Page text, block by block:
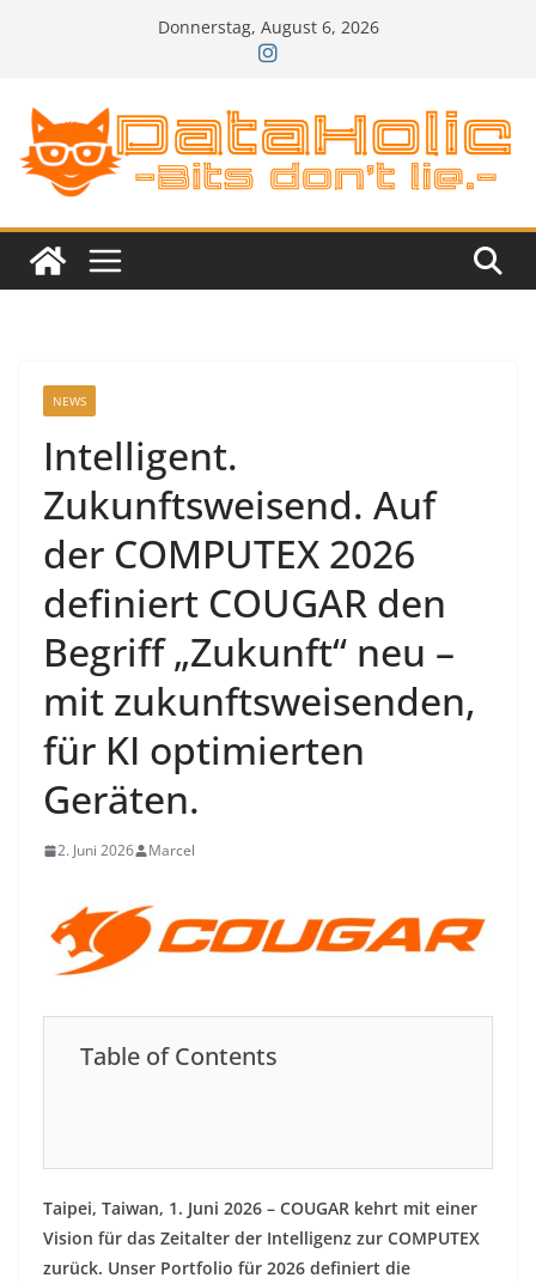
Donnerstag, August 6, 2026
NEWS
Intelligent.
Zukunftsweisend. Auf
der COMPUTEX 2026
definiert COUGAR den
Begriff „Zukunft“ neu –
mit zukunftsweisenden,
für KI optimierten
Geräten.
2. Juni 2026 Marcel
Table of Contents
Taipei, Taiwan, 1. Juni 2026 – COUGAR kehrt mit einer
Vision für das Zeitalter der Intelligenz zur COMPUTEX
zurück. Unser Portfolio für 2026 definiert die